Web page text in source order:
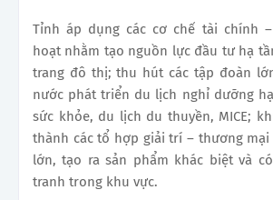
Tỉnh áp dụng các cơ chế tài chính
hoạt nhằm tạo nguồn lực đầu tư hạ
trang đô thị; thu hút các tập đoàn
nước phát triển du lịch nghỉ dưỡng
sức khỏe, du lịch du thuyền, MICE;
thành các tổ hợp giải trí – thương
lớn, tạo ra sản phẩm khác biệt và
tranh trong khu vực.